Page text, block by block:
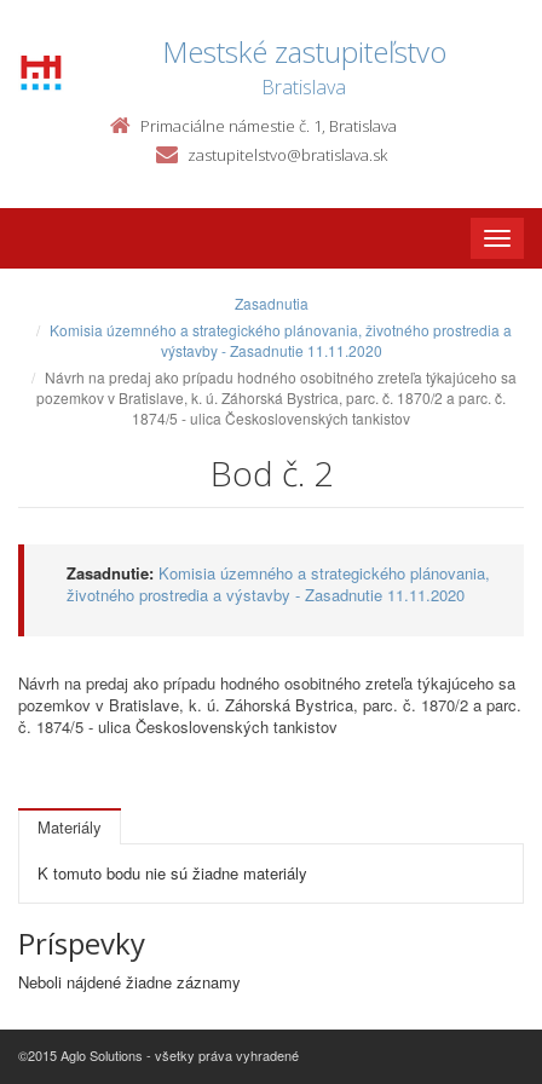
Mestské zastupiteľstvo
Bratislava
Primaciálne námestie č. 1, Bratislava
zastupitelstvo@bratislava.sk
Toggle
Zasadnutia
Komisia územného a strategického plánovania, životného prostredia a
výstavby - Zasadnutie 11.11.2020
Návrh na predaj ako prípadu hodného osobitného zreteľa týkajúceho sa
pozemkov v Bratislave, k. ú. Záhorská Bystrica, parc. č. 1870/2 a parc. č.
1874/5 - ulica Československých tankistov
Bod č. 2
Zasadnutie: Komisia územného a strategického plánovania,
životného prostredia a výstavby - Zasadnutie 11.11.2020
Návrh na predaj ako prípadu hodného osobitného zreteľa týkajúceho sa
pozemkov v Bratislave, k. ú. Záhorská Bystrica, parc. č. 1870/2 a parc.
č. 1874/5 - ulica Československých tankistov
Materiály
K tomuto bodu nie sú žiadne materiály
Príspevky
Neboli nájdené žiadne záznamy
©2015 Aglo Solutions - všetky práva vyhradené